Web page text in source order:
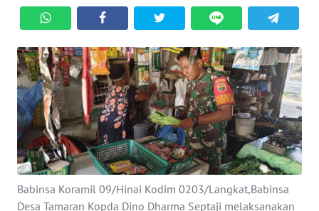
Babinsa Koramil 09/Hinai Kodim 0203/Langkat,Babinsa
Desa Tamaran Kopda Dino Dharma Septaji melaksanakan
SERBA-
SERBI
OPINI
Informasi
INDEKS
BERITA
KONTAK
KAMI